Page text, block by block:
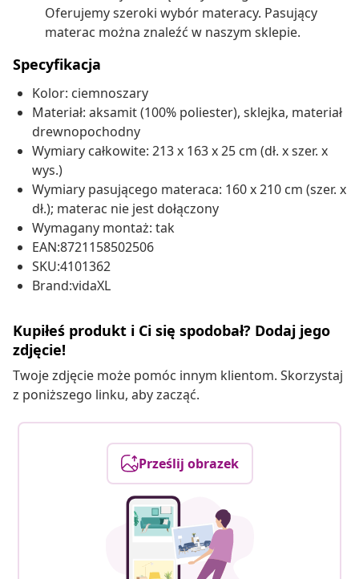
Oferujemy szeroki wybór materacy. Pasujący
materac można znaleźć w naszym sklepie.
Specyfikacja
Kolor: ciemnoszary
Materiał: aksamit (100% poliester), sklejka, materiał
drewnopochodny
Wymiary całkowite: 213 x 163 x 25 cm (dł. x szer. x
wys.)
Wymiary pasującego materaca: 160 x 210 cm (szer. x
dł.); materac nie jest dołączony
Wymagany montaż: tak
EAN:8721158502506
SKU:4101362
Brand:vidaXL
Kupiłeś produkt i Ci się spodobał? Dodaj jego
zdjęcie!
Twoje zdjęcie może pomóc innym klientom. Skorzystaj
z poniższego linku, aby zacząć.
Prześlij obrazek